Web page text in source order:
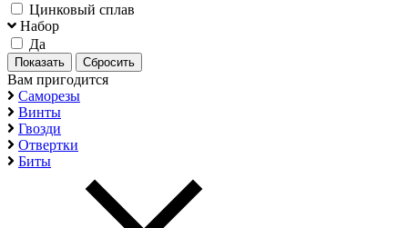
Цинковый сплав
Набор
Да
Вам пригодится
Саморезы
Винты
Гвозди
Отвертки
Биты